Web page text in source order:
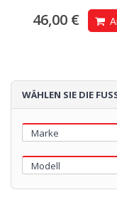
46,00 €
WÄHLEN SIE DIE